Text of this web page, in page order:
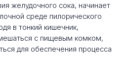
желудочного сока, начинает
среде пилорического
в тонкий кишечник,
с пищевым комком,
для обеспечения процесса